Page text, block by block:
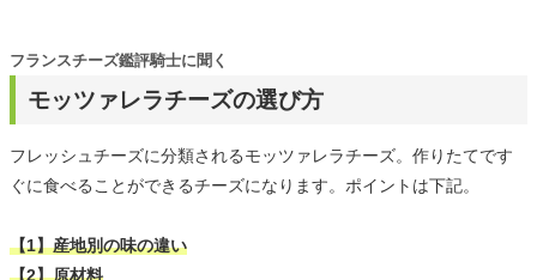
モッツァレラチーズの選び方
フランスチーズ鑑評騎士に聞く
フレッシュチーズに分類されるモッツァレラチーズ。作りたてです
ぐに食べることができるチーズになります。ポイントは下記。
【1】産地別の味の違い
【2】原材料